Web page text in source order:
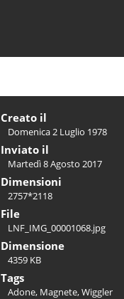
Creato il
Domenica 2 Luglio 1978
Inviato il
Martedì 8 Agosto 2017
Dimensioni
2757*2118
File
LNF_IMG_00001068.jpg
Dimensione
4359 KB
Tags
Adone, Magnete,Wiggler